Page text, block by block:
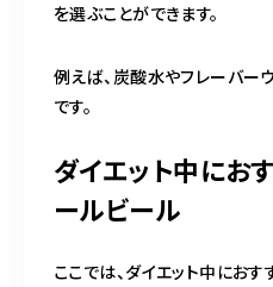
を選ぶことができます。
例えば、炭酸水やフレーバー
です。
ダイエット中にお
ールビール
ここでは、ダイエット中にお